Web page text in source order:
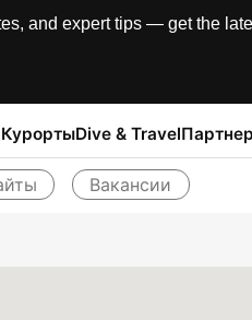
and expert tips — get the
Dive & Travel
Вакансии